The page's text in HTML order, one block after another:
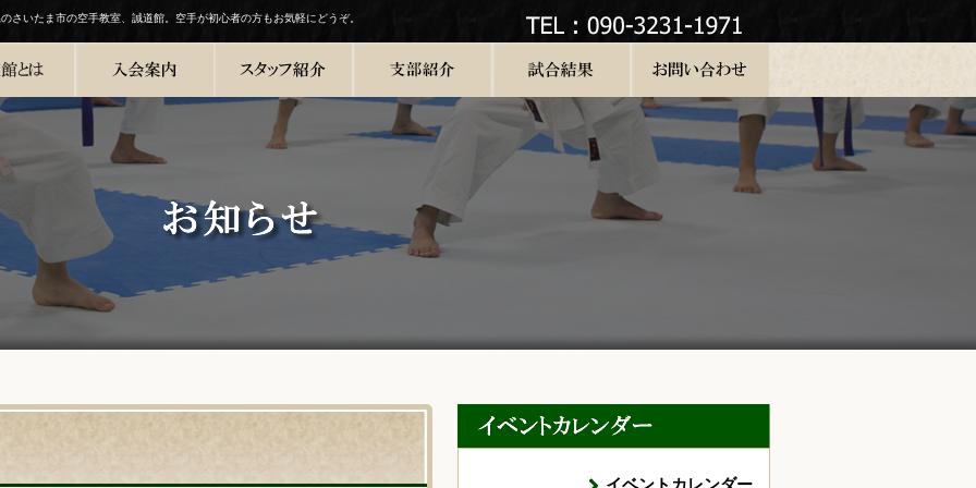
さいたま市の空手教室、誠道館。空手が初心者の方もお気軽にどうぞ。
イベントカレンダー